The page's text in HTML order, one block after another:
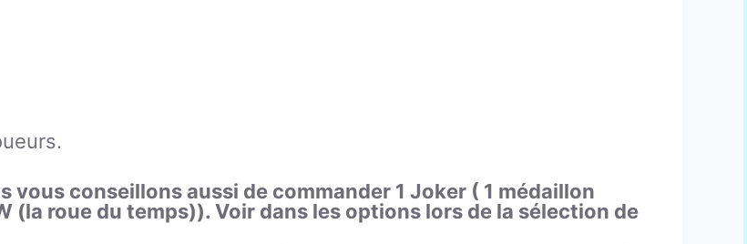
vous conseillons aussi de commander 1 Joker ( 1 médaillon
(la roue du temps)). Voir dans les options lors de la sélection de